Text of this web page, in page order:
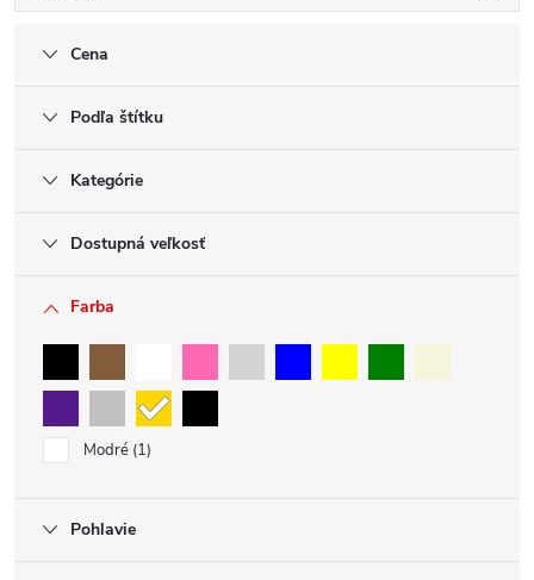
Cena
Podľa štítku
Kategórie
Dostupná veľkosť
Farba
Modré 1
Pohlavie